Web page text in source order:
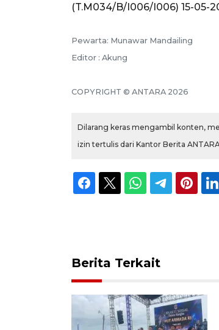
(T.M034/B/I006/I006) 15-05-
Pewarta: Munawar Mandailing
Editor : Akung
COPYRIGHT © ANTARA 2026
Dilarang keras mengambil konten,
izin tertulis dari Kantor Berita
Berita Terkait